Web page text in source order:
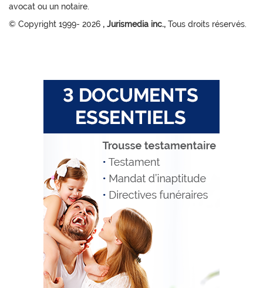
avocat ou un notaire.
© Copyright 1999- 2026 , Jurismedia inc., Tous droits réservés.